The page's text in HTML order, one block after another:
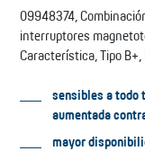
09948374,
interruptores
Característica, Tipo
sensibles a todo
aumentada
mayor